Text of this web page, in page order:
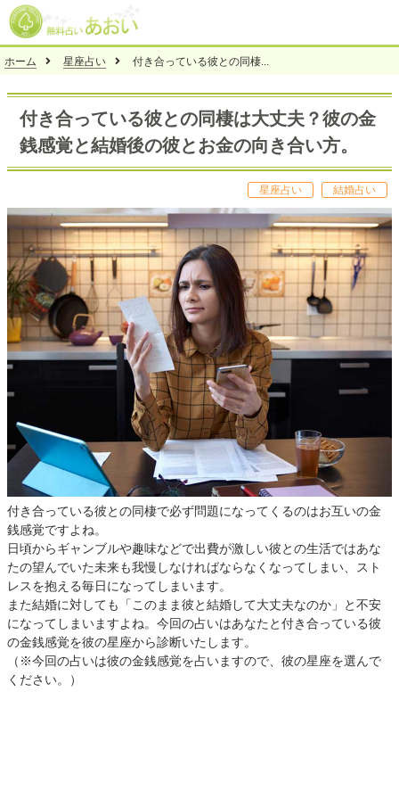
ホーム 星座占い 付き合っている彼との同棲...
付き合っている彼との同棲は大丈夫？彼の金
銭感覚と結婚後の彼とお金の向き合い方。
星座占い 結婚占い
付き合っている彼との同棲で必ず問題になってくるのはお互いの金
銭感覚ですよね。
日頃からギャンブルや趣味などで出費が激しい彼との生活ではあな
たの望んでいた未来も我慢しなければならなくなってしまい、スト
レスを抱える毎日になってしまいます。
また結婚に対しても「このまま彼と結婚して大丈夫なのか」と不安
になってしまいますよね。今回の占いはあなたと付き合っている彼
の金銭感覚を彼の星座から診断いたします。
（※今回の占いは彼の金銭感覚を占いますので、彼の星座を選んで
ください。）